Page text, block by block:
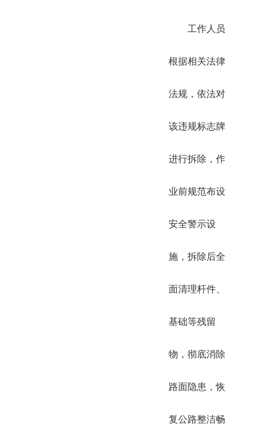
工作人员
根据相关法律
法规，依法对
该违规标志牌
进行拆除，作
业前规范布设
安全警示设
施，拆除后全
面清理杆件、
基础等残留
物，彻底消除
路面隐患，恢
复公路整洁畅